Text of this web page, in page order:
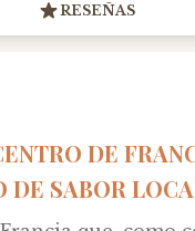
RESEÑAS
DE
DE SABOR